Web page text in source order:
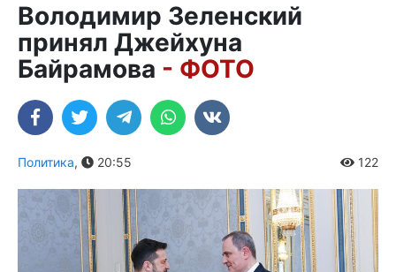
Володимир Зеленский
принял Джейхуна
Байрамова - ФОТО
Политика, 20:55 122